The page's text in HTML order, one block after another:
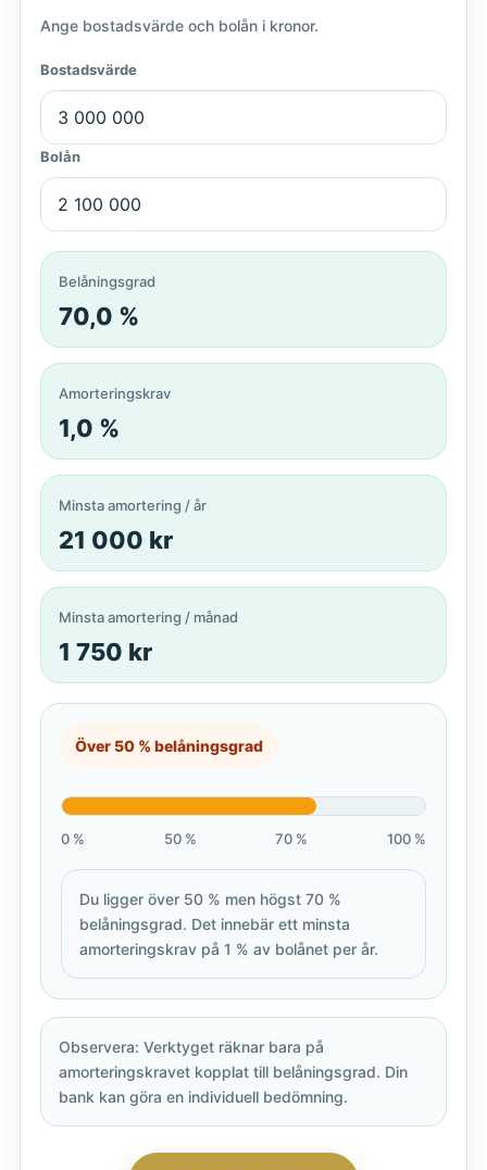
Ange bostadsvärde och bolån i kronor.
Bostadsvärde
Bolån
Belåningsgrad
70,0 %
Amorteringskrav
1,0 %
Minsta amortering / år
21 000 kr
Minsta amortering / månad
1 750 kr
Över 50 % belåningsgrad
0 % 50 % 70 % 100 %
Du ligger över 50 % men högst 70 %
belåningsgrad. Det innebär ett minsta
amorteringskrav på 1 % av bolånet per år.
Observera: Verktyget räknar bara på
amorteringskravet kopplat till belåningsgrad. Din
bank kan göra en individuell bedömning.